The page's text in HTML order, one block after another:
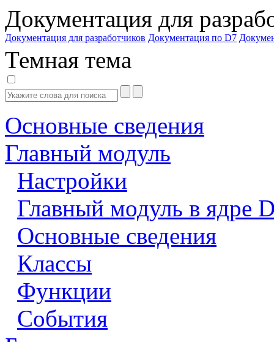
Документация для
Документация для разработчиков Документация по D7
Темная тема
Основные сведения
Главный модуль
Настройки
Главный модуль в ядре
Основные сведения
Классы
Функции
События